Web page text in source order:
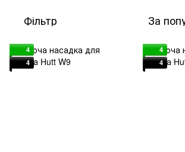
Фільтр За
4
4
4
4